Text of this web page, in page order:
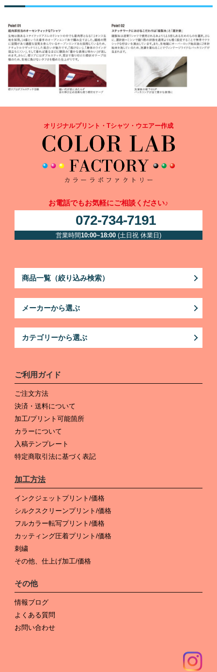
オリジナルプリント・Tシャツ・ウエアー作成
お電話でもお気軽にご相談ください♪
072-734-7191
営業時間10:00~18:00 (土日祝 休業日)
商品一覧（絞り込み検索）
メーカーから選ぶ
カテゴリーから選ぶ
ご利用ガイド
ご注文方法
決済・送料について
加工/プリント可能箇所
カラーについて
入稿テンプレート
特定商取引法に基づく表記
加工方法
インクジェットプリント/価格
シルクスクリーンプリント/価格
フルカラー転写プリント/価格
カッティング圧着プリント/価格
刺繍
その他、仕上げ加工/価格
その他
情報ブログ
よくある質問
お問い合わせ